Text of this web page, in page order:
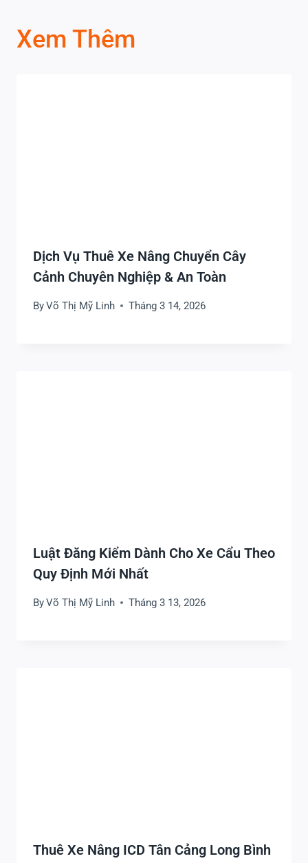
Xem Thêm
Dịch Vụ Thuê Xe Nâng Chuyển Cây
Cảnh Chuyên Nghiệp & An Toàn
ByVõ Thị Mỹ Linh Tháng 3 14, 2026
Luật Đăng Kiểm Dành Cho Xe Cẩu Theo
Quy Định Mới Nhất
ByVõ Thị Mỹ Linh Tháng 3 13, 2026
Thuê Xe Nâng ICD Tân Cảng Long Bình